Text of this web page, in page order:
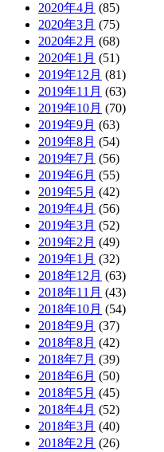
2020年4月 (85)
2020年3月 (75)
2020年2月 (68)
2020年1月 (51)
2019年12月 (81)
2019年11月 (63)
2019年10月 (70)
2019年9月 (63)
2019年8月 (54)
2019年7月 (56)
2019年6月 (55)
2019年5月 (42)
2019年4月 (56)
2019年3月 (52)
2019年2月 (49)
2019年1月 (32)
2018年12月 (63)
2018年11月 (43)
2018年10月 (54)
2018年9月 (37)
2018年8月 (42)
2018年7月 (39)
2018年6月 (50)
2018年5月 (45)
2018年4月 (52)
2018年3月 (40)
2018年2月 (26)